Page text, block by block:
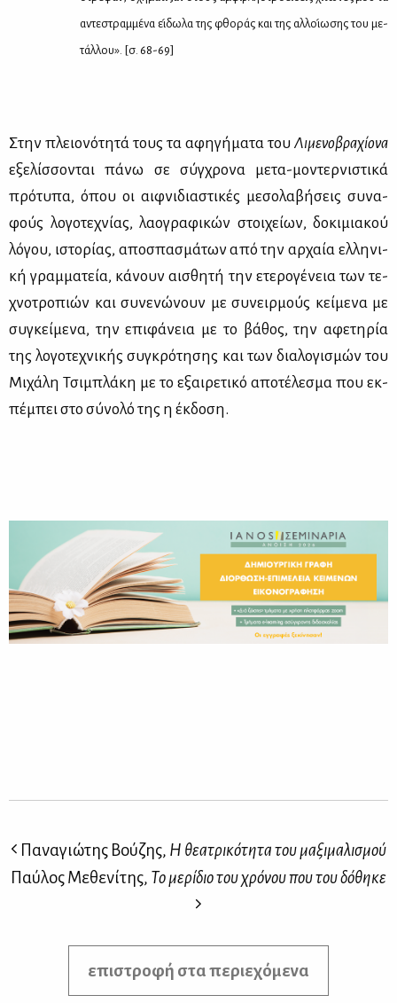
αντε­στραμ­με­́να ει­́δ­ωλα της φθο­ράς και της αλ­λοι­́­ωσης του με­
τά­λλου». [σ. 68-69]
Στην πλειο­νό­τη­τά τους τα αφη­γή­μα­τα του Λι­με­νο­βρα­χί­ο­να
εξε­λίσ­σο­νται πά­νω σε σύγ­χρο­να με­τα-μο­ντερ­νι­στι­κά
πρό­τυ­πα, όπου οι αιφ­νι­δια­στι­κές με­σο­λα­βή­σεις συ­να­
φούς λο­γο­τε­χνί­ας, λα­ο­γρα­φι­κών στοι­χεί­ων, δο­κι­μια­κού
λό­γου, ιστο­ρί­ας, απο­σπα­σμά­των από την αρ­χαία ελ­λη­νι­
κή γραμ­μα­τεία, κά­νουν αι­σθη­τή την ετε­ρο­γέ­νεια των τε­
χνο­τρο­πιών και συ­νε­νώ­νουν με συ­νειρ­μούς κεί­με­να με
συ­γκεί­με­να, την επι­φά­νεια με το βά­θος, την αφε­τη­ρία
της λο­γο­τε­χνι­κής συ­γκρό­τη­σης και των δια­λο­γι­σμών του
Μι­χά­λη Τσι­μπλά­κη με το εξαι­ρε­τι­κό απο­τέ­λε­σμα που εκ­
πέ­μπει στο σύ­νο­λό της η έκ­δο­ση.
Παναγιώτης Βούζης, Η θεατρικότητα του μαξιμαλισμού
Παύλος Μεθενίτης, Το μερίδιο του χρόνου που του δόθηκε
επιστροφή στα περιεχόμενα